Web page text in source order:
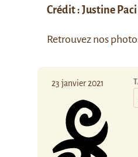
Crédit : Justine Paci
Retrouvez nos
23 janvier 2021